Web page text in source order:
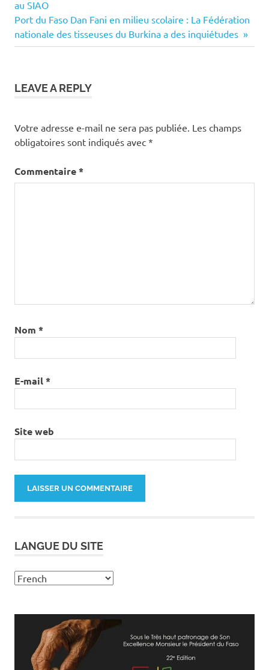
de
l’article
Post:
au SIAO
Next
Post:
Port du Faso Dan Fani en milieu scolaire : La Fédération
nationale des tisseuses du Burkina a des inquiétudes
LEAVE A REPLY
Votre adresse e-mail ne sera pas publiée. Les champs
obligatoires sont indiqués avec *
Commentaire*
Nom *
E-mail*
Site web
LANGUE DU SITE